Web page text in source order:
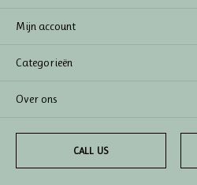
Mijn account
Categorieën
Over ons
CALL US